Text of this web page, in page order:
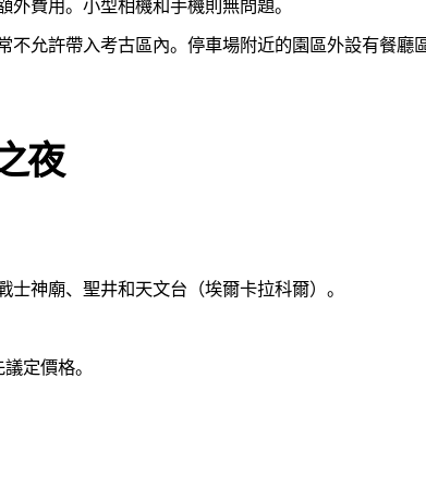
費用。小型相機和手機則無問題。
不允許帶入考古區內。停車場附近的園區外設有餐廳
夜
神廟、聖井和天文台（埃爾卡拉科爾）。
定價格。